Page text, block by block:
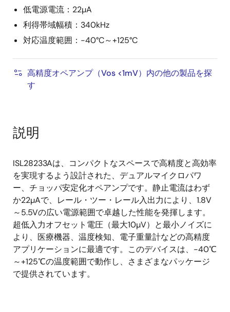
低電源電流：22µA
利得帯域幅積：340kHz
対応温度範囲：-40°C～+125°C
高精度オペアンプ（Vos <1mV）内の他の製品を探
す
説明
ISL28233Aは、コンパクトなスペースで高精度と高効率
を実現するよう設計された、デュアルマイクロパワ
ー、チョッパ安定化オペアンプです。静止電流はわず
か22µAで、レール・ツー・レール入出力により、1.8V
～5.5Vの広い電源範囲で卓越した性能を発揮します。
超低入力オフセット電圧（最大10µV）と最小ノイズに
より、医療機器、温度検知、電子重量計などの高精度
アプリケーションに最適です。このデバイスは、-40℃
～+125℃の温度範囲で動作し、さまざまなパッケージ
で提供されています。